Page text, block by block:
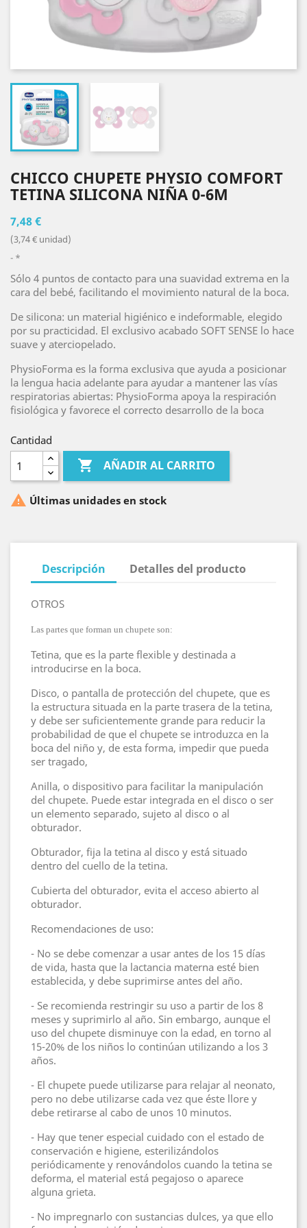
CHICCO CHUPETE PHYSIO COMFORT
TETINA SILICONA NIÑA 0-6M
7,48 €
(3,74 € unidad)
*
Sólo 4 puntos de contacto para una suavidad extrema en la
cara del bebé, facilitando el movimiento natural de la boca.
De silicona: un material higiénico e indeformable, elegido
por su practicidad. El exclusivo acabado SOFT SENSE lo hace
suave y aterciopelado.
PhysioForma es la forma exclusiva que ayuda a posicionar
la lengua hacia adelante para ayudar a mantener las vías
respiratorias abiertas: PhysioForma apoya la respiración
fisiológica y favorece el correcto desarrollo de la boca
Cantidad
 AÑADIR AL CARRITO
 Últimas unidades en stock
Descripción Detalles del producto
OTROS
Las partes que forman un chupete son:
Tetina, que es la parte flexible y destinada a
introducirse en la boca.
Disco, o pantalla de protección del chupete, que es
la estructura situada en la parte trasera de la tetina,
y debe ser suficientemente grande para reducir la
probabilidad de que el chupete se introduzca en la
boca del niño y, de esta forma, impedir que pueda
ser tragado,
Anilla, o dispositivo para facilitar la manipulación
del chupete. Puede estar integrada en el disco o ser
un elemento separado, sujeto al disco o al
obturador.
Obturador, fija la tetina al disco y está situado
dentro del cuello de la tetina.
Cubierta del obturador, evita el acceso abierto al
obturador.
Recomendaciones de uso:
- No se debe comenzar a usar antes de los 15 días
de vida, hasta que la lactancia materna esté bien
establecida, y debe suprimirse antes del año.
- Se recomienda restringir su uso a partir de los 8
meses y suprimirlo al año. Sin embargo, aunque el
uso del chupete disminuye con la edad, en torno al
15-20% de los niños lo continúan utilizando a los 3
años.
- El chupete puede utilizarse para relajar al neonato,
pero no debe utilizarse cada vez que éste llore y
debe retirarse al cabo de unos 10 minutos.
- Hay que tener especial cuidado con el estado de
conservación e higiene, esterilizándolos
periódicamente y renovándolos cuando la tetina se
deforma, el material está pegajoso o aparece
alguna grieta.
- No impregnarlo con sustancias dulces, ya que ello